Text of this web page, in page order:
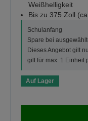
Weißhelligkeit
Bis zu 375 Zoll
Schulanfang
Spare bei
Dieses Angebot gilt
gilt für max. 1 Einheit
Auf Lager